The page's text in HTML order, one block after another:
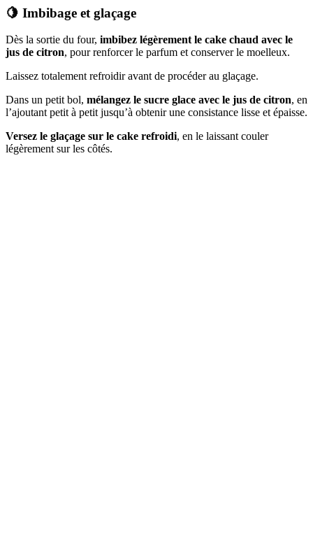
🍋 Imbibage et glaçage
Dès la sortie du four, imbibez légèrement le cake chaud avec le
jus de citron, pour renforcer le parfum et conserver le moelleux.
Laissez totalement refroidir avant de procéder au glaçage.
Dans un petit bol, mélangez le sucre glace avec le jus de citron, en
l’ajoutant petit à petit jusqu’à obtenir une consistance lisse et épaisse.
Versez le glaçage sur le cake refroidi, en le laissant couler
légèrement sur les côtés.